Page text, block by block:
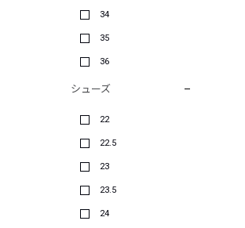
34
35
36
シューズ
22
22.5
23
23.5
24